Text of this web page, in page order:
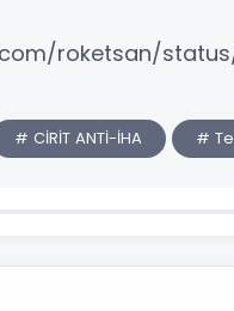
roketsan/status/
# CİRİT ANTİ-İHA #